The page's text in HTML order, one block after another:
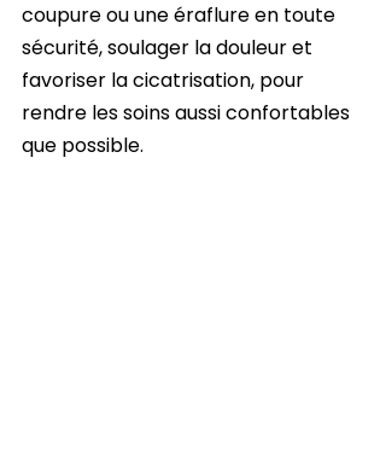
coupure ou une éraflure en toute
sécurité, soulager la douleur et
favoriser la cicatrisation, pour
rendre les soins aussi confortables
que possible.